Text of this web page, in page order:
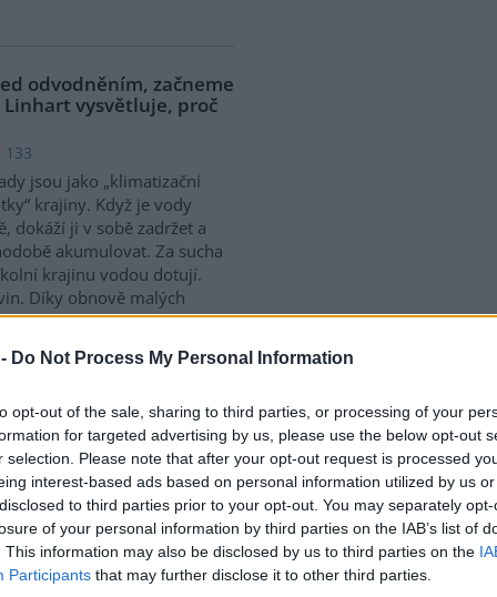
Do Not Process My Personal Information
opt-out of the sale, sharing to third parties, or processing of your
for targeted advertising by us, please use the below opt-out
selection. Please note that after your opt-out request is processed
interest-based ads based on personal information utilized by us
to third parties prior to your opt-out. You may separately
of your personal information by third parties on the IAB’s list of
This information may also be disclosed by us to third parties on the
Participants that may further disclose it to other third parties.
odvodněním, začneme
vysvětluje, proč
133
jsou jako „klimatizační
krajiny. Když je vody
dokáží ji v sobě zadržet a
akumulovat. Za sucha
krajinu vodou dotují.
Díky obnově malých
i vůči kůrovci. V době
psovodkou
člověka, který ve volné
klade otrávené návnady,
Nedávno se díky
Policie ČR a psí jednotky